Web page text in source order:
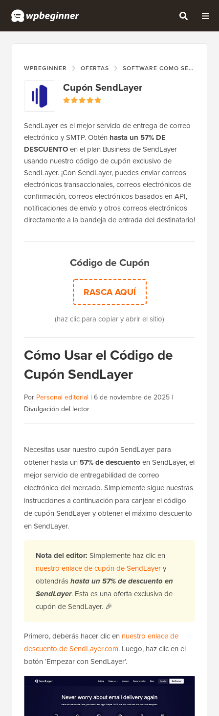
WPBEGINNER OFERTAS SOFTWARE COMO SERVICIO (SAAS)
Cupón SendLayer
SendLayer es el mejor servicio de entrega de correo
electrónico y SMTP. Obtén hasta un 57% DE
DESCUENTOen el plan Business de SendLayer
usando nuestro código de cupón exclusivo de
SendLayer. ¡Con SendLayer, puedes enviar correos
electrónicos transaccionales, correos electrónicos de
confirmación, correos electrónicos basados en API,
notificaciones de envío y otros correos electrónicos
directamente a la bandeja de entrada del destinatario!
Código de Cupón
RASCA AQUÍ
(haz clic para copiar y abrir el sitio)
Cómo Usar el Código de
Cupón SendLayer
Por Personal editorial | 6 de noviembre de 2025 |
Divulgación del lector
Necesitas usar nuestro cupón SendLayer para
obtener hasta un 57% de descuento en SendLayer, el
mejor servicio de entregabilidad de correo
electrónico del mercado. Simplemente sigue nuestras
instrucciones a continuación para canjear el código
de cupón SendLayer y obtener el máximo descuento
en SendLayer.
Nota del editor: Simplemente haz clic en
nuestro enlace de cupón de SendLayery
obtendráshasta un 57% de descuento en
SendLayer. Esta es una oferta exclusiva de
cupón de SendLayer. 🎉
Primero, deberás hacer clic en nuestro enlace de
descuento de SendLayer.com. Luego, haz clic en el
botón ‘Empezar con SendLayer’.